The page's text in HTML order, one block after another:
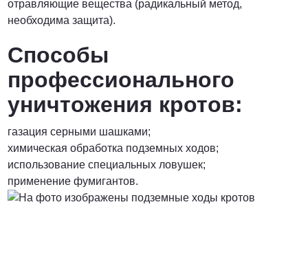
отравляющие вещества (радикальный метод,
необходима защита).
Способы
профессионального
уничтожения кротов:
газация серными шашками;
химическая обработка подземных ходов;
использование специальных ловушек;
применение фумигантов.